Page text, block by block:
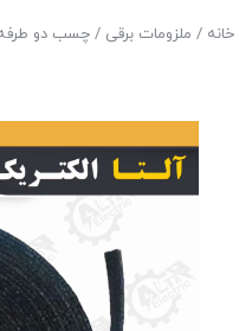
خانه / ملزومات برقی / چسب دو